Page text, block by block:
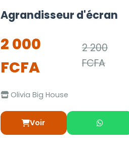
Agrandisseur d'écran
2 000
FCFA
2 200
FCFA
Olivia Big House
Voir